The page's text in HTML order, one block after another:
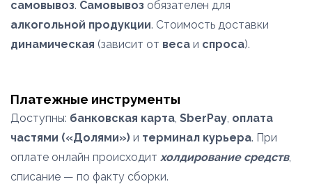
самовывоз. Самовывоз обязателен для
алкогольной продукции. Стоимость доставки
динамическая (зависит от веса и спроса).
Платежные инструменты
Доступны: банковская карта, SberPay, оплата
частями («Долями») и терминал курьера. При
оплате онлайн происходит холдирование средств,
списание — по факту сборки.